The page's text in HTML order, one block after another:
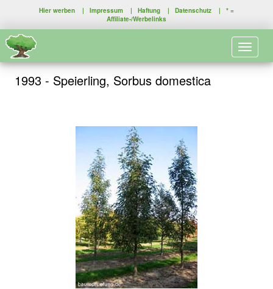
Hier werben | Impressum | Haftung | Datenschutz | * =
Affiliate-/Werbelinks
1993 - Speierling, Sorbus domestica